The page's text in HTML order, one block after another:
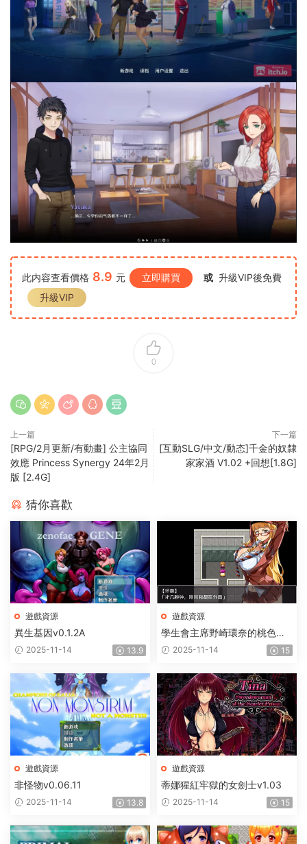
此内容查看價格 8.9 元 立即購買 或 升級VIP後免費
升級VIP
0
上一篇
[RPG/2月更新/有動畫] 公主協同
效應 Princess Synergy 24年2月
版 [2.4G]
下一篇
[互動SLG/中文/動态]千金的奴隸
家家酒 V1.02 +回想[1.8G]
猜你喜歡
遊戲資源
異生基因v0.1.2A
2025-11-14 13.9
遊戲資源
學生會主席野崎環奈的桃色煩
惱 2025-11-14 15
遊戲資源
非怪物v0.06.11
2025-11-14 13.8
遊戲資源
蒂娜猩紅牢獄的女劍士v1.03
2025-11-14 15